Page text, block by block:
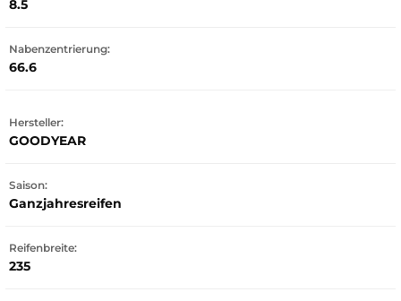
8.5
Nabenzentrierung:
66.6
Hersteller:
GOODYEAR
Saison:
Ganzjahresreifen
Reifenbreite:
235